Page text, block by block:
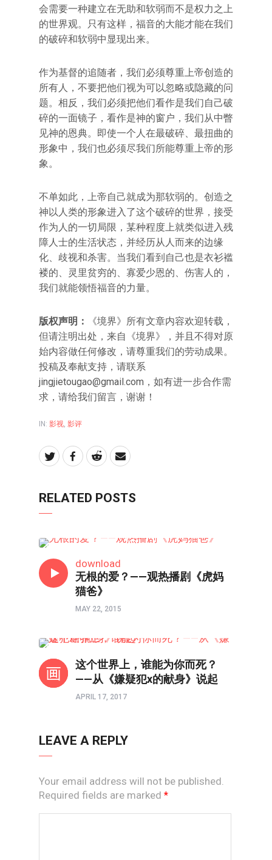
会需要一种建立在无助和软弱而不是权力之上
的世界观。只有这样，福音的大能才能在我们
的破碎和软弱中显现出来。
作为基督的追随者，我们必须尊重上帝创造的
所有人，不要把他们视为可以忽略或隐藏的问
题。相反，我们必须把他们看作是我们自己破
碎的一面镜子，看作是神的窗户，我们从中瞥
见神的恩典。即使一个人在最破碎、最扭曲的
形象中，我们也必须尽我们所能尊重上帝的形
象。
不单如此，上帝自己就成为那软弱的。创造之
神以人类的形象进入了这个破碎的世界，接受
作为人的一切局限，某种程度上就类似进入残
障人士的生活状态，并经历从人而来的边缘
化、歧视和杀害。当我们看到自己也是衣衫褴
褛的、灵里贫穷的、寡爱少恩的、伤害人的，
我们就能领悟福音的力量。
版权声明：
《境界》所有文章内容欢迎转载，
但请注明出处，来自《境界》，并且不得对原
始内容做任何修改，请尊重我们的劳动成果。
投稿及奉献支持，请联系
jingjietougao@gmail.com，如有进一步合作需
求，请给我们留言，谢谢！
IN: 影视, 影评
RELATED POSTS
download
无根的爱？——观热播剧《虎妈
猫爸》
MAY 22, 2015
这个世界上，谁能为你而死？
——从《嫌疑犯x的献身》说起
APRIL 17, 2017
LEAVE A REPLY
Your email address will not be published.
Required fields are marked *